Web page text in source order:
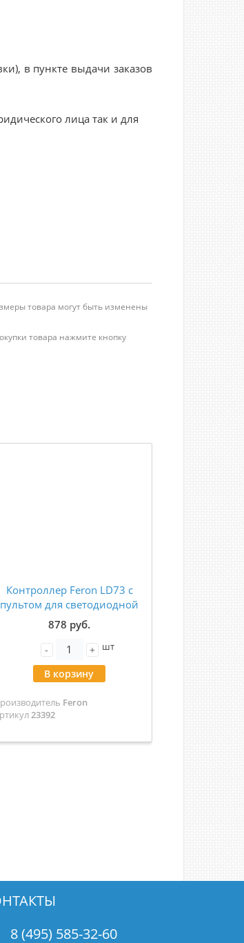
в пункте выдачи заказов
лица так и для
товара могут быть изменены
товара нажмите кнопку
Контроллер Feron LD73 с
пультом для светодиодной
ленты LS706 RGB AC220V
IP44 23392
878 руб.
- + шт
В корзину
Feron
23392
8 (495) 585-32-60